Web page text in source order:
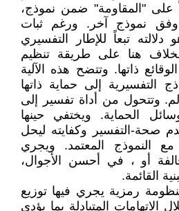
على "المقاومة" ضمن نموذج،
نموذج آخر. ورغم ثبات
تبعاً للإطار التفسيري
هنا على طريقة تنظيم
ذاتها. وتتضح هذه الآلية
التفسيرية إلى حماية ذاتها
وتتحول من أداة تفسير إلى
الحماية. ويختفي حينها
صحة-التفسير وكفايته ليحل
النموذج المعتمد. ويجري
أو ، في أحسن الأجوال،
القائمة.
رمزية يجري فيها توزيع
الاتهامات المتبادلة يما يؤدي